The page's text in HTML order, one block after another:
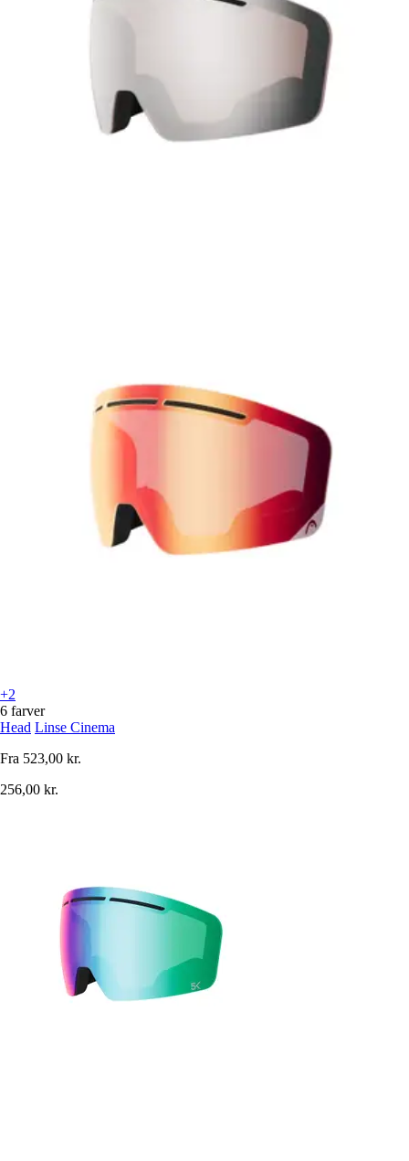
+2
6 farver
Head Linse Cinema
Fra 523,00 kr.
256,00 kr.